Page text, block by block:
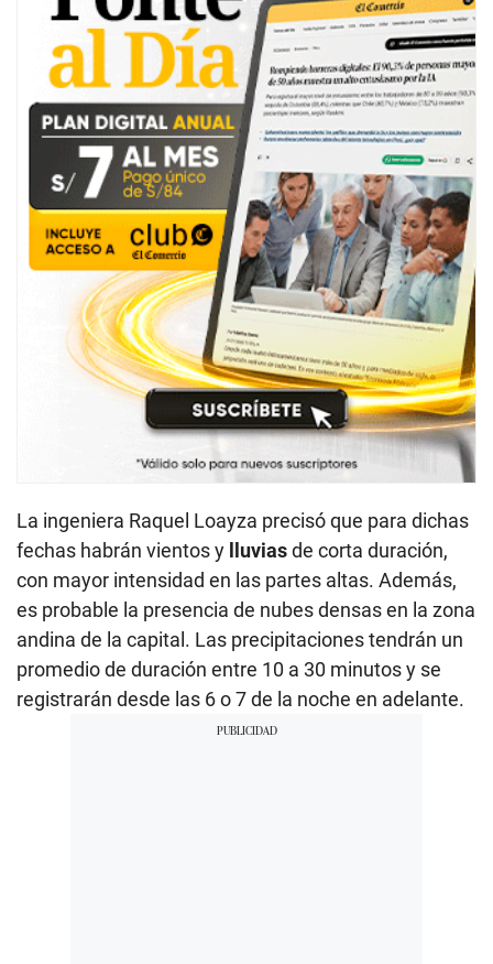
La ingeniera Raquel Loayza precisó que para dichas
fechas habrán vientos y lluviasde corta duración,
con mayor intensidad en las partes altas. Además,
es probable la presencia de nubes densas en la zona
andina de la capital. Las precipitaciones tendrán un
promedio de duración entre 10 a 30 minutos y se
registrarán desde las 6 o 7 de la noche en adelante.